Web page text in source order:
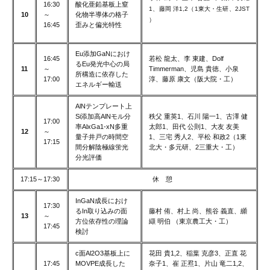
10
16:30
～
16:45
酸化亜鉛基板上窒
化物半導体の格子
歪みと偏光特性
1、藤岡 洋1,2（1東大・生研、2JST
）
11
16:45
～
17:00
Eu添加GaNにおけ
るEu発光中心の局
所構造に依存した
エネルギー輸送
若松 龍太、李 東建、Dolf
Timmerman、児島 貴徳、小泉
淳、藤原 康文（阪大院・工）
12
17:00
～
17:15
AlNテンプレート上
Si添加高AlNモル分
率AlxGa1-xN多重
量子井戸の時間空
間分解陰極線蛍光
分光評価
秩父 重英1、石川 陽一1、古澤 健
太郎1、田代 公則1、大友 友美
1、三宅 秀人2、平松 和政2（1東
北大・多元研、2三重大・工）
17:15～17:30 休 憩
13
17:30
～
17:45
InGaN成長におけ
るIn取り込みの面
方位依存性の理論
検討
藤村 侑、村上 尚、熊谷 義直、纐
纈 明伯 （東京農工大・工）
17:45
c面Al2O3基板上に
MOVPE成長した
花田 貴1,2、稲葉 克彦3、正直 花
奈子1、崔 正焄1、片山 竜二1,2、